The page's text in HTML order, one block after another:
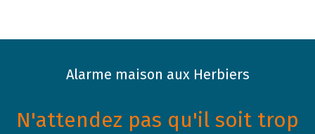
Alarme maison aux Herbiers
N'attendez pas qu'il soit trop